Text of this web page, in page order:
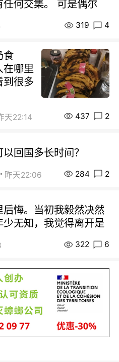
何交集。 可是偶尔
319 4
食
在哪里
到很多
天22:14 437 2
回国多长时间？
昨天22:06 284 2
悔。当初我毅然决然
无知，我觉得离开是
322 6